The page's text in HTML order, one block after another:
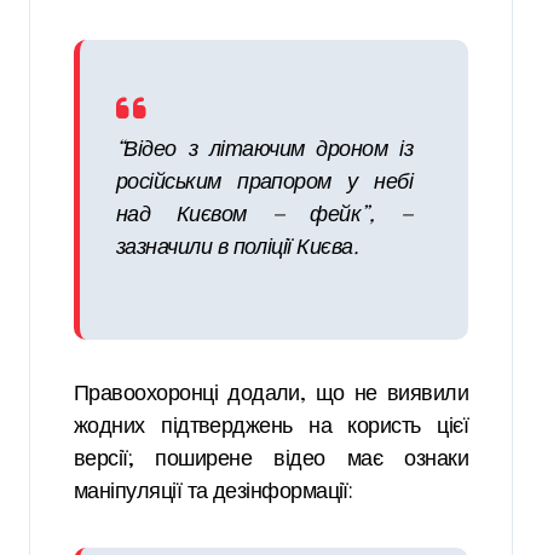
“Відео з літаючим дроном із
російським прапором у небі
над Києвом — фейк”, —
зазначили в поліції Києва.
Правоохоронці додали, що не виявили
жодних підтверджень на користь цієї
версії; поширене відео має ознаки
маніпуляції та дезінформації: